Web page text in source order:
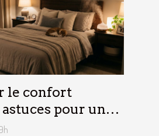
le confort
pour un